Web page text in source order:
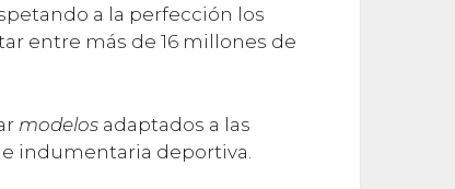
a la perfección los
entre más de 16 millones de
modelos adaptados a las
indumentaria deportiva.